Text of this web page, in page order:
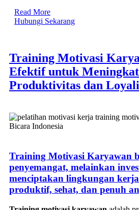
Read More
Hubungi Sekarang
Training Motivasi
Efektif untuk
Produktivitas dan
Training Motivasi Karyawan
penyemangat, melainkan
menciptakan lingkungan
produktif, sehat, dan penuh